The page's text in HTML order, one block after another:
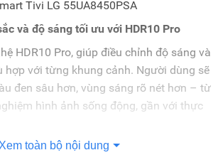
và độ sáng tối ưu với HDR10 Pro
HDR10 Pro, giúp điều chỉnh độ sáng và
hợp với từng khung cảnh. Người dùng sẽ
đen sâu hơn, vùng sáng rõ nét hơn – từ
hình ảnh sống động, gần với thực
Xem toàn bộ nội dung